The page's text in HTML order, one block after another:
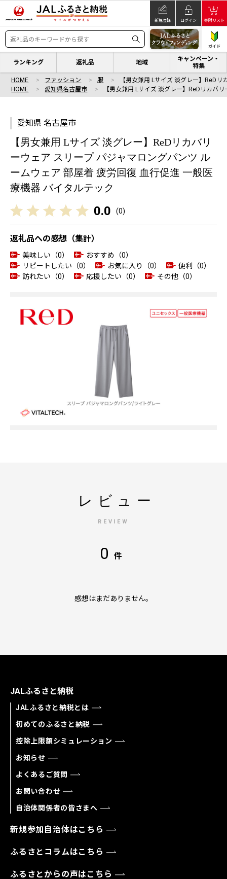
新規登録 ログイン 寄附リスト
ガイド
ランキング 返礼品 地域
キャンペーン・
特集
HOME ファッション 服
【男女兼用 Lサイズ 淡グレー】ReDリ
HOME
愛知県名古屋市 【男女兼用 Lサイズ 淡グレー】ReDリカバ
愛知県 名古屋市
【男女兼用 Lサイズ 淡グレー】ReDリカバリ
ーウェア スリープ パジャマロングパンツ ル
ームウェア 部屋着 疲労回復 血行促進 一般医
療機器 バイタルテック
0.0 (0)
返礼品への感想（集計）
美味しい（0）
おすすめ（0）
リピートしたい（0）
お気に入り（0）
便利（0）
訪れたい（0）
応援したい（0） その他（0）
レビュー
REVIEW
0 件
感想はまだありません。
JALふるさと納税
JALふるさと納税とは
初めてのふるさと納税
控除上限額シミュレーション
お知らせ
よくあるご質問
お問い合わせ
自治体関係者の皆さまへ
新規参加自治体はこちら
ふるさとコラムはこちら
ふるさとからの声はこちら